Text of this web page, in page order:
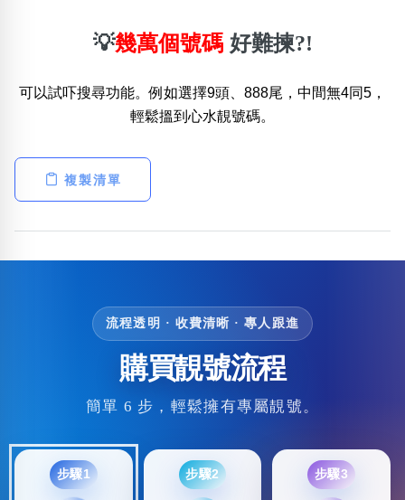
💡幾萬個號碼 好難揀?!
可以試吓搜尋功能。例如選擇9頭、888尾，中間無4同5，
輕鬆搵到心水靚號碼。
複製清單
流程透明 · 收費清晰 · 專人跟進
購買靚號流程
簡單 6 步，輕鬆擁有專屬靚號。
步驟1 步驟2 步驟3